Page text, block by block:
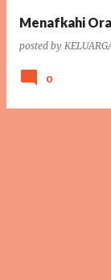
Menafkahi
posted by
0